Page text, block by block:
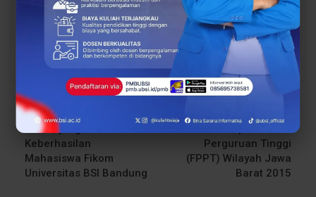
Abdul Latif 16143 Posts 1 Comments
PREV POST
Menunjang
Keberhasilan
Mahasiswa Fikom
Universitas BSI Bandung
Perguruan Tinggi
(FPPT) Wilayah Jawa
Barat 2015